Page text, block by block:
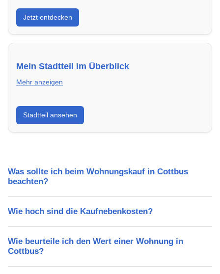
Entdecke Neubauprojekte in Cottbus – modern,
energieeffizient und sofort bezugsfertig.
Jetzt entdecken
Mein Stadtteil im Überblick
Mehr anzeigen
Erfahre mehr über deinen Stadtteil in Cottbus:
Lebensqualität, Verkehrsanbindung, Schulen,
Freizeitmöglichkeiten und Mietpreise.
Stadtteil ansehen
Was sollte ich beim Wohnungskauf in Cottbus
beachten?
Wie hoch sind die Kaufnebenkosten?
Wie beurteile ich den Wert einer Wohnung in
Cottbus?